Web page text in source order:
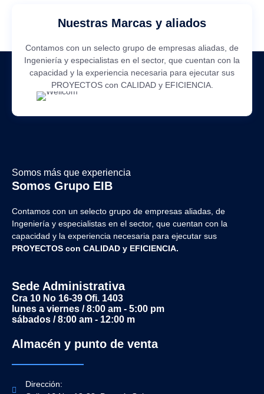
Nuestras Marcas y aliados
Contamos con un selecto grupo de empresas aliadas, de
Ingeniería y especialistas en el sector, que cuentan con la
capacidad y la experiencia necesaria para ejecutar sus
PROYECTOS con CALIDAD y EFICIENCIA.
Somos más que experiencia
Somos Grupo EIB
Contamos con un selecto grupo de empresas aliadas, de
Ingeniería y especialistas en el sector, que cuentan con la
capacidad y la experiencia necesaria para ejecutar sus
PROYECTOS con CALIDAD y EFICIENCIA.
Sede Administrativa
Cra 10 No 16-39 Ofi. 1403
lunes a viernes / 8:00 am - 5:00 pm
sábados / 8:00 am - 12:00 m
Almacén y punto de venta
Dirección: